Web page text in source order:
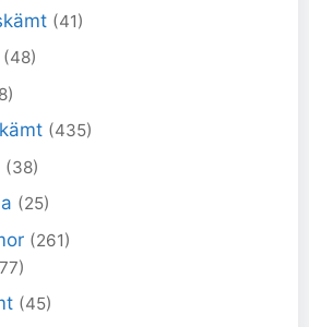
(41)
(48)
(435)
(38)
(25)
(261)
(45)